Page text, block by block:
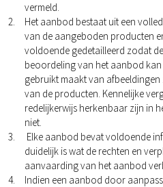
vermeld.
Het aanbod bestaat uit een
van de aangeboden producten
voldoende gedetailleerd zodat
beoordeling van het aanbod kan
gebruikt maakt van
van de producten. Kennelijke
redelijkerwijs herkenbaar zijn in
niet.
Elke aanbod bevat voldoende
duidelijk is wat de rechten en
aanvaarding van het aanbod
Indien een aanbod door